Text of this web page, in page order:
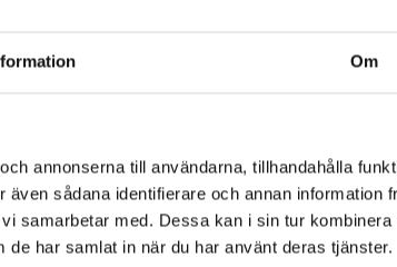
Om
annonserna till användarna, tillhandahålla
sådana identifierare och annan information
samarbetar med. Dessa kan i sin tur kombinera
har samlat in när du har använt deras tjänster.
däcken!
A.C.T ATV-
(4PR) 58J TL
C-T-däcket,
rabatt på däcken!
CARLISLE A.C.T ATV-
Däck 26x10,00R12
(255/70R12) (4PR) TL
Carlisle A-C-T-däcket,